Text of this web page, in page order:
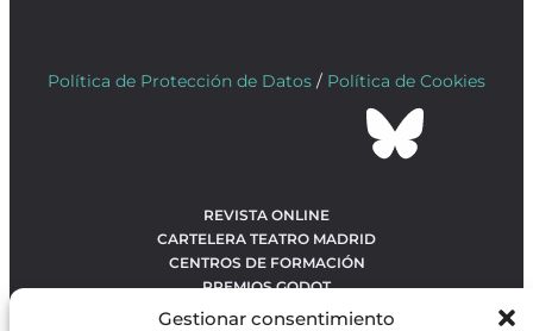
Gestionar consentimiento
Política de Protección de Datos / Política de Cookies
REVISTA ONLINE
CARTELERA TEATRO MADRID
CENTROS DE FORMACIÓN
PREMIOS GODOT